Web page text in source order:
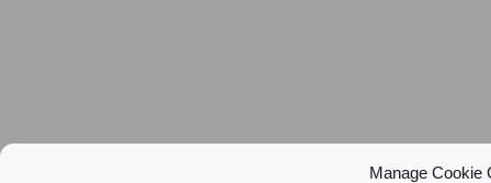
Manage Cookie